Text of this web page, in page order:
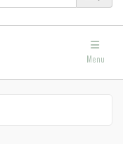
Toggle
Menu